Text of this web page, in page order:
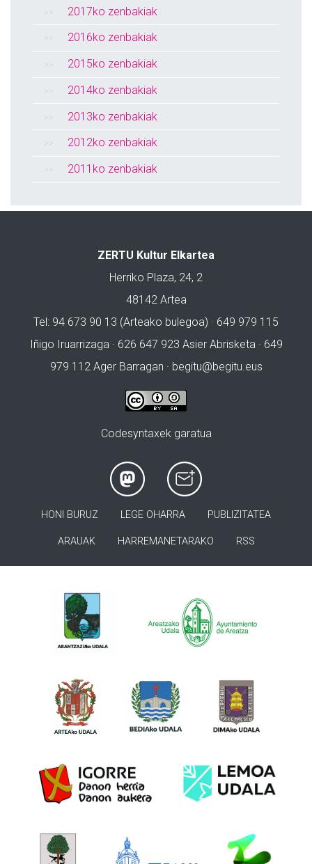
2017ko zenbakiak
2016ko zenbakiak
2015ko zenbakiak
2014ko zenbakiak
2013ko zenbakiak
2012ko zenbakiak
2011ko zenbakiak
ZERTU Kultur Elkartea
Herriko Plaza, 24, 2
48142 Artea
Tel: 94 673 90 13 (Arteako bulegoa) · 649 979 115
Iñigo Iruarrizaga · 626 647 923 Asier Abrisketa · 649
979 112 Ager Barragan · begitu@begitu.eus
Codesyntaxek garatua
HONI BURUZ LEGE OHARRA PUBLIZITATEA
ARAUAK HARREMANETARAKO RSS